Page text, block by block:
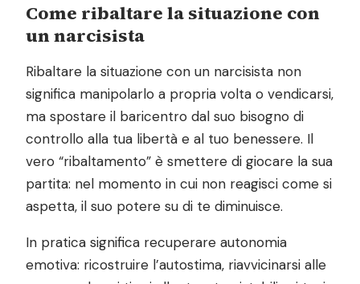
Come ribaltare la situazione con
un narcisista
Ribaltare la situazione con un narcisista non
significa manipolarlo a propria volta o vendicarsi,
ma spostare il baricentro dal suo bisogno di
controllo alla tua libertà e al tuo benessere. Il
vero “ribaltamento” è smettere di giocare la sua
partita: nel momento in cui non reagisci come si
aspetta, il suo potere su di te diminuisce.
In pratica significa recuperare autonomia
emotiva: ricostruire l’autostima, riavvicinarsi alle